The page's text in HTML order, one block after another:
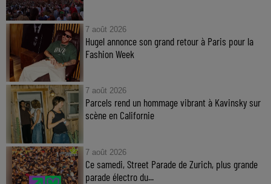
7 août 2026
Hugel annonce son grand retour à Paris pour la
Fashion Week
7 août 2026
Parcels rend un hommage vibrant à Kavinsky sur
scène en Californie
7 août 2026
Ce samedi, Street Parade de Zurich, plus grande
parade électro du...